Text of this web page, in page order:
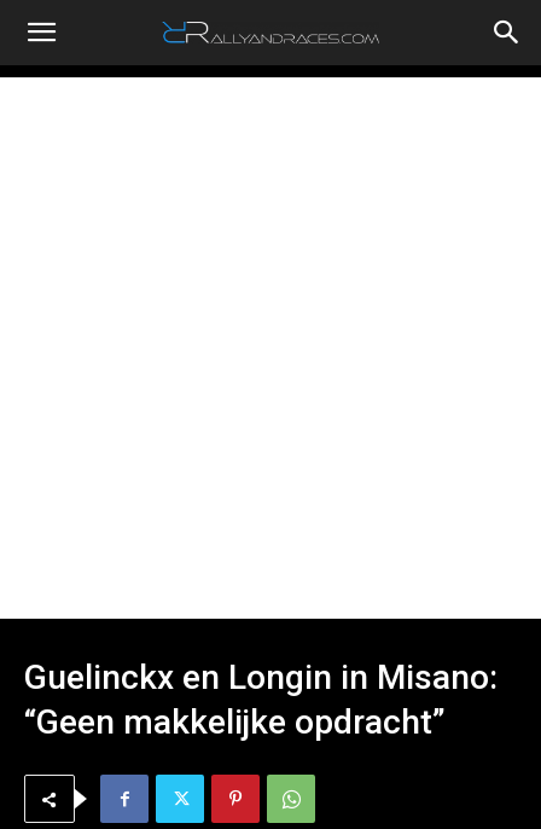
RallyandRaces.com
Guelinckx en Longin in Misano:
“Geen makkelijke opdracht”